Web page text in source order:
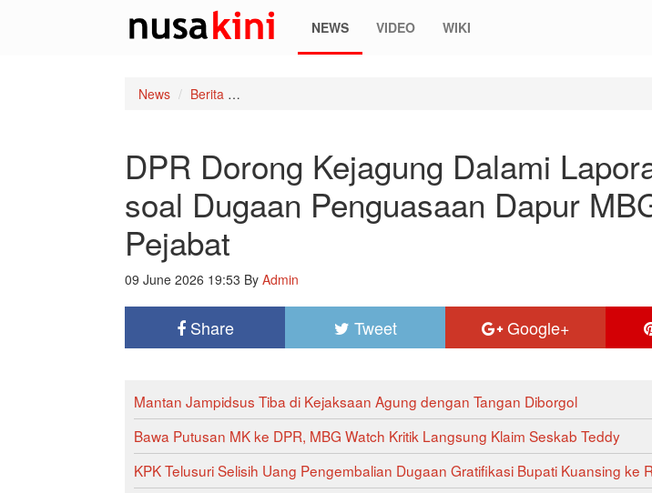
NEWS VIDEO WIKI
News Berita
DPR Dorong Kejagung Dalami
soal Dugaan Penguasaan Dapur
Pejabat
09 June 2026 19:53 By Admin
Share Tweet Google+
Mantan Jampidsus Tiba di Kejaksaan Agung dengan Tangan Diborgol
Bawa Putusan MK ke DPR, MBG Watch Kritik Langsung Klaim Seskab Teddy
KPK Telusuri Selisih Uang Pengembalian Dugaan Gratifikasi Bupati Kuansing ke